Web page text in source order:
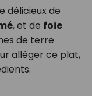
délicieux de
, et de foie
de terre
alléger ce plat,